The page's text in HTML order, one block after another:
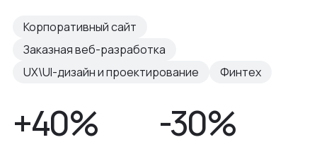
Корпоративный сайт
Заказная веб-разработка
UX\UI-дизайн и проектирование
Финтех
+40% -30%